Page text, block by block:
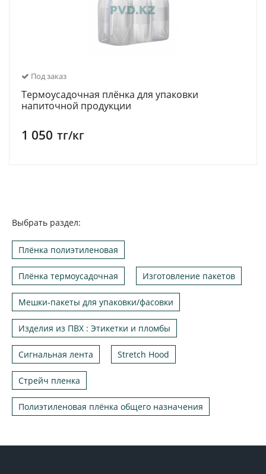
Под заказ
Термоусадочная плёнка для упаковки
напиточной продукции
1 050 тг/кг
Выбрать раздел:
Плёнка полиэтиленовая
Плёнка термоусадочная Изготовление пакетов
Мешки-пакеты для упаковки/фасовки
Изделия из ПВХ : Этикетки и пломбы
Сигнальная лента Stretch Hood
Стрейч пленка
Полиэтиленовая плёнка общего назначения